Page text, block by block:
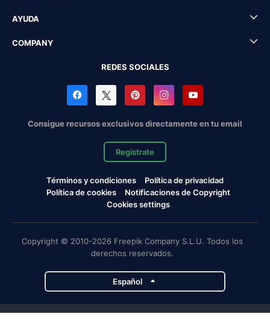
AYUDA
COMPANY
REDES SOCIALES
Consigue recursos exclusivos directamente en tu email
Regístrate
Términos y condiciones
Política de privacidad
Política de cookies
Notificaciones de Copyright
Cookies settings
Copyright © 2010-2026 Freepik Company S.L.U. Todos los
derechos reservados.
Español